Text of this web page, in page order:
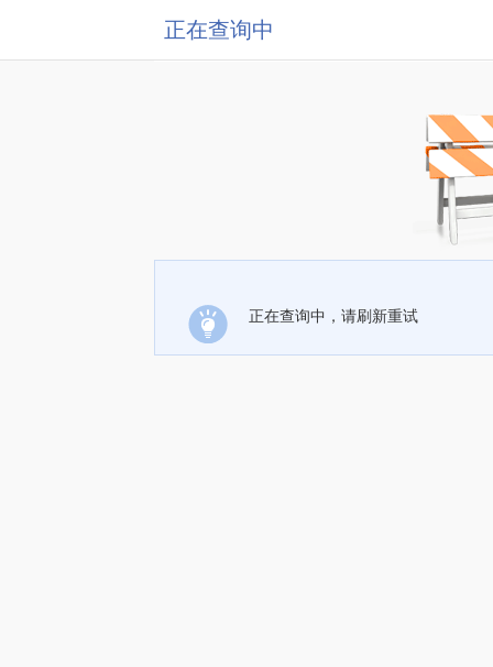
正在查询中
正在查询中，请刷新重试